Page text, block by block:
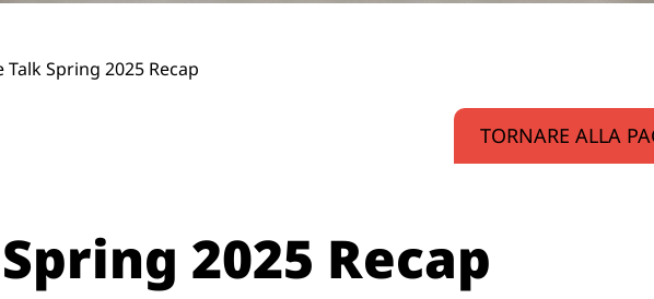
Talk Spring 2025 Recap
TORNARE ALLA
2025 Recap